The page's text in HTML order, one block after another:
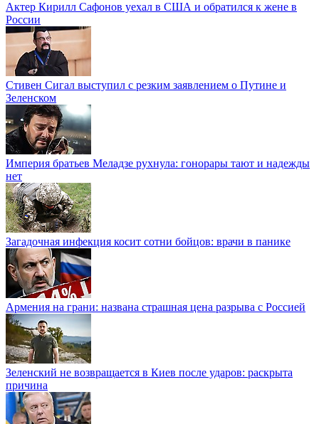
Актер Кирилл Сафонов уехал в США и обратился к жене в
России
Стивен Сигал выступил с резким заявлением о Путине и
Зеленском
Империя братьев Меладзе рухнула: гонорары тают и надежды
нет
Загадочная инфекция косит сотни бойцов: врачи в панике
Армения на грани: названа страшная цена разрыва с Россией
Зеленский не возвращается в Киев после ударов: раскрыта
причина